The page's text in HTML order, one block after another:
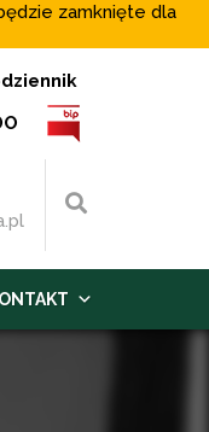
zamknięte dla
Wyszukaj